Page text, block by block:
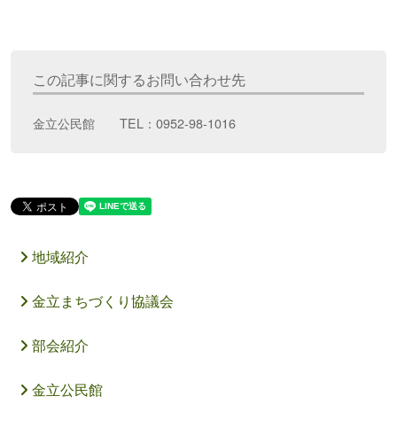
この記事に関するお問い合わせ先
金立公民館 TEL：0952-98-1016
地域紹介
金立まちづくり協議会
部会紹介
金立公民館